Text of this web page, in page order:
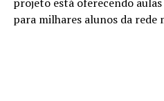
para milhares alunos da rede